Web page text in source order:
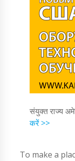
संयुक्त राज्य
करें >>
To make a